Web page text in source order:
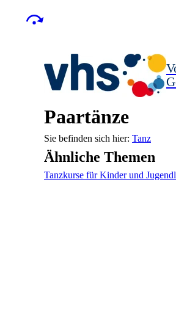
Paartänze
Tanz
Ähnliche Themen
Tanzkurse für Kinder und